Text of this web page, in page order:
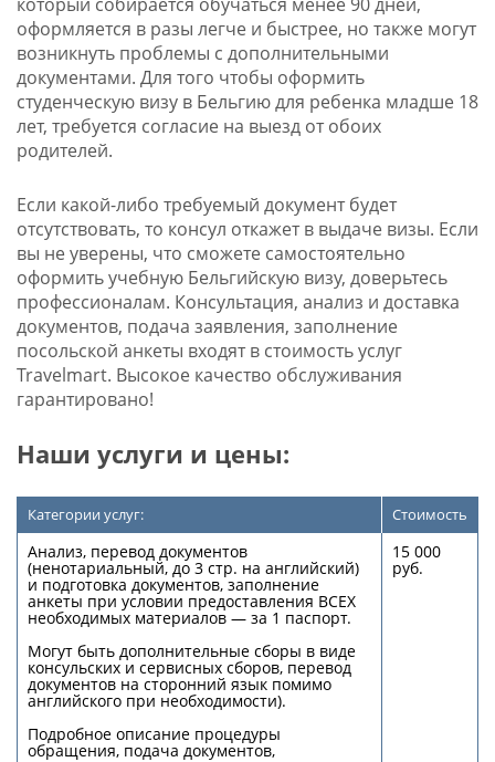
оформляется в разы легче и быстрее, но также могут
возникнуть проблемы с дополнительными
документами. Для того чтобы оформить
студенческую визу в Бельгию для ребенка младше 18
лет, требуется согласие на выезд от обоих
родителей.
Если какой-либо требуемый документ будет
отсутствовать, то консул откажет в выдаче визы. Если
вы не уверены, что сможете самостоятельно
оформить учебную Бельгийскую визу, доверьтесь
профессионалам. Консультация, анализ и доставка
документов, подача заявления, заполнение
посольской анкеты входят в стоимость услуг
Travelmart. Высокое качество обслуживания
гарантировано!
Наши услуги и цены:
Категории услуг: Стоимость
Анализ, перевод документов
(ненотариальный, до 3 стр. на английский)
и подготовка документов, заполнение
анкеты при условии предоставления ВСЕХ
необходимых материалов — за 1 паспорт.
Могут быть дополнительные сборы в виде
консульских и сервисных сборов, перевод
документов на сторонний язык помимо
английского при необходимости).
Подробное описание процедуры
обращения, подача документов,
15 000
руб.